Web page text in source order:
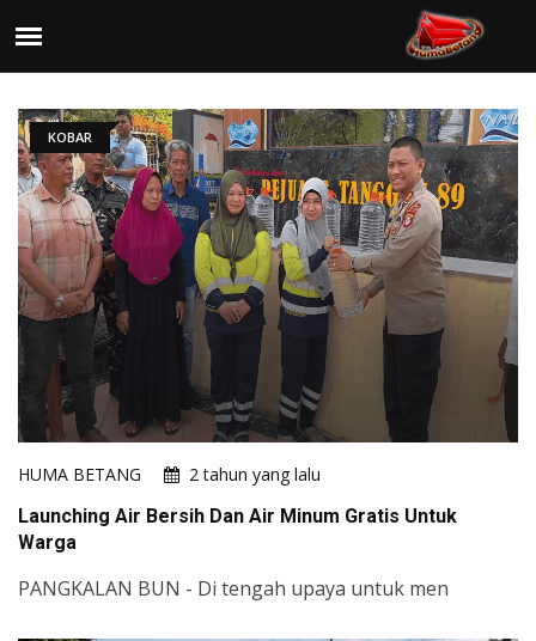
KOBAR
HUMA BETANG
2 tahun yang lalu
Launching Air Bersih Dan Air Minum Gratis Untuk
Warga
PANGKALAN BUN - Di tengah upaya untuk men